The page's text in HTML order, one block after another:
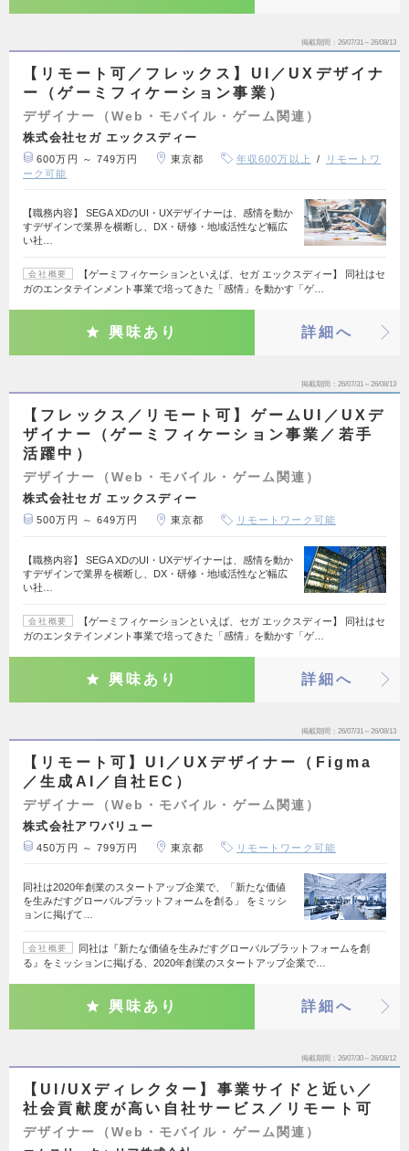
掲載期間 26/07/31～26/08/13
【リモート可／フレックス】UI／UXデザイナ
ー（ゲーミフィケーション事業）
デザイナー（Web・モバイル・ゲーム関連）
株式会社セガ エックスディー
600万円 ～ 749万円 東京都 年収600万以上
リモートワ
ーク可能
【職務内容】 SEGA XDのUI・UXデザイナーは、感情を動か
すデザインで業界を横断し、DX・研修・地域活性など幅広
い社…
会社概要
【ゲーミフィケーションといえば、セガ エックスディー】 同社はセ
ガのエンタテインメント事業で培ってきた「感情」を動かす「ゲ…
興味あり 詳細へ
掲載期間 26/07/31～26/08/13
【フレックス／リモート可】ゲームUI／UXデ
ザイナー（ゲーミフィケーション事業／若手
活躍中）
デザイナー（Web・モバイル・ゲーム関連）
株式会社セガ エックスディー
500万円 ～ 649万円 東京都 リモートワーク可能
【職務内容】 SEGA XDのUI・UXデザイナーは、感情を動か
すデザインで業界を横断し、DX・研修・地域活性など幅広
い社…
会社概要
【ゲーミフィケーションといえば、セガ エックスディー】 同社はセ
ガのエンタテインメント事業で培ってきた「感情」を動かす「ゲ…
興味あり 詳細へ
掲載期間 26/07/31～26/08/13
【リモート可】UI／UXデザイナー（Figma
／生成AI／自社EC）
デザイナー（Web・モバイル・ゲーム関連）
株式会社アワバリュー
450万円 ～ 799万円 東京都 リモートワーク可能
同社は2020年創業のスタートアップ企業で、「新たな価値
を生みだすグローバルプラットフォームを創る」 をミッシ
ョンに掲げて…
会社概要
同社は『新たな価値を生みだすグローバルプラットフォームを創
る』をミッションに掲げる、2020年創業のスタートアップ企業で…
興味あり 詳細へ
掲載期間 26/07/30～26/08/12
【UI/UXディレクター】事業サイドと近い／
社会貢献度が高い自社サービス／リモート可
デザイナー（Web・モバイル・ゲーム関連）